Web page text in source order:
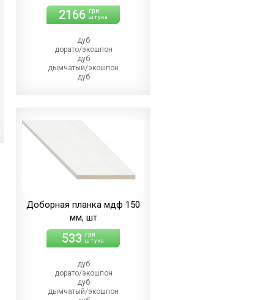
2166 грн
штука
дуб
дорато/экошпон
дуб
дымчатый/экошпон
дуб
светлый/экошпон
шале/ПВХ
Доборная планка мдф 150
мм, шт
533 грн
штука
дуб
дорато/экошпон
дуб
дымчатый/экошпон